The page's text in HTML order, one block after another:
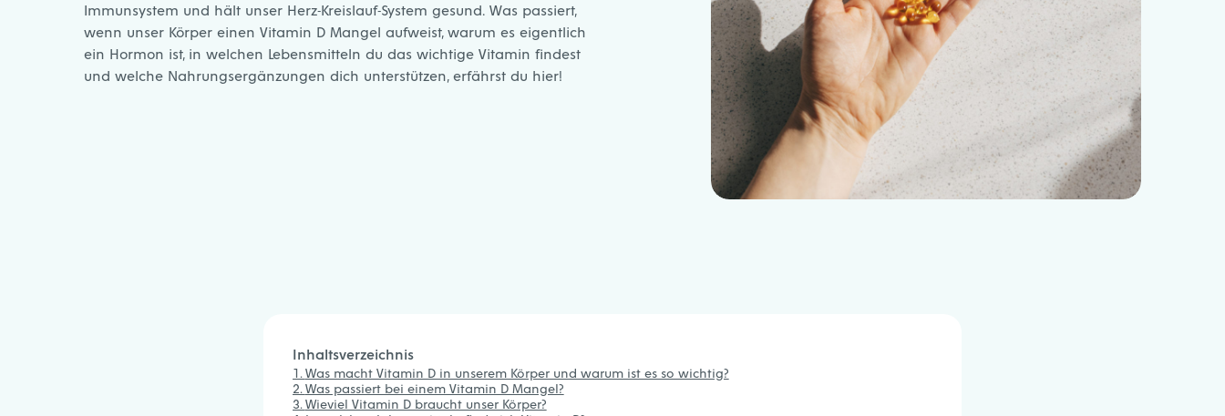
Immunsystem und hält unser Herz-Kreislauf-System gesund. Was passiert,
wenn unser Körper einen Vitamin D Mangel aufweist, warum es eigentlich
ein Hormon ist, in welchen Lebensmitteln du das wichtige Vitamin findest
und welche Nahrungsergänzungen dich unterstützen, erfährst du hier!
Inhaltsverzeichnis
Was macht Vitamin D in unserem Körper und warum ist es so wichtig?
Was passiert bei einem Vitamin D Mangel?
Wieviel Vitamin D braucht unser Körper?